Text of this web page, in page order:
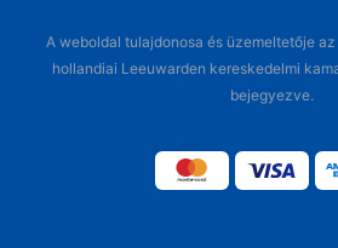
A weboldal tulajdonosa és üzemeltetője az
hollandiai Leeuwarden kereskedelmi
bejegyezve.